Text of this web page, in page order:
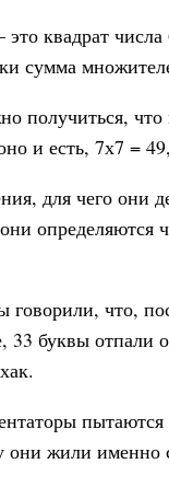
квадрат
сумма
получиться,
и есть, 7х7 =
для чего они
определяются
говорили, что,
33 буквы
пытаются
они жили именно